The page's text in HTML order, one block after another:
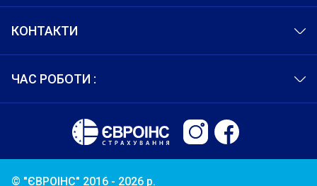
КОНТАКТИ
ЧАС РОБОТИ :
© "ЄВРОІНС" 2016 - 2026 р.